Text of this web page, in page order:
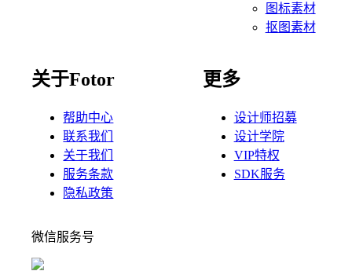
图标素材
抠图素材
关于Fotor
帮助中心
联系我们
关于我们
服务条款
隐私政策
更多
设计师招募
设计学院
VIP特权
SDK服务
微信服务号